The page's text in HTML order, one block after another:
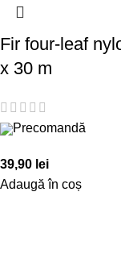
Fir four-leaf
x 30 m
Precomandă
39,90 lei
Adaugă în coș